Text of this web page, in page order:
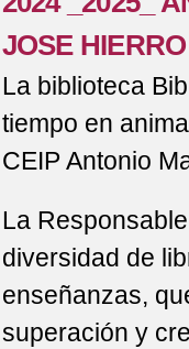
2022 VISITA DE 3ºP
2022 'ACTIVIDAD
2022 'CEIP
2022 'DÍA DE LA
2022 'MONDILLAS'
JOSE
La biblioteca
tiempo en
CEIP Antonio
La
diversidad de
enseñanzas,
superación y